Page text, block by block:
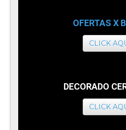
OFERTAS X
CLICK
DECORADO
CLICK